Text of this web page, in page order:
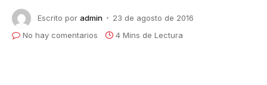
Escrito por admin
23 de agosto de 2016
No hay comentarios
4 Mins de Lectura